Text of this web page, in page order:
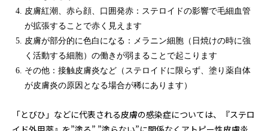
皮膚紅潮、赤ら顔、口囲発赤：ステロイドの影響で毛細血管
が拡張することで赤く見えます
皮膚が部分的に色白になる：メラニン細胞（日焼けの時に強
く活動する細胞）の働きが弱まることで起こります
その他：接触皮膚炎など（ステロイドに限らず、塗り薬自体
が皮膚炎の原因となる場合が稀にあります）
「とびひ」などに代表される皮膚の感染症については、『ステロ